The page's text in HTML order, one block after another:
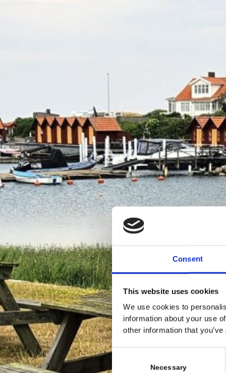
Consent
This website uses cookies
We use cookies to
information about your use
other information that
C
Necessary